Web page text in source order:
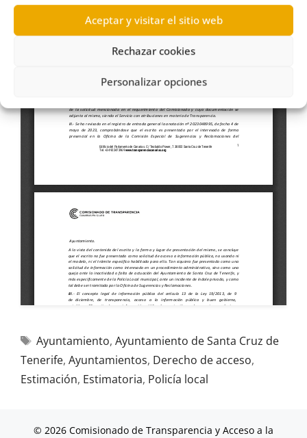
Aceptar y visitar el sitio web
Rechazar cookies
Personalizar opciones
Ayuntamiento, Ayuntamiento de Santa Cruz de
Tenerife, Ayuntamientos, Derecho de acceso,
Estimación, Estimatoria, Policía local
© 2026 Comisionado de Transparencia y Acceso a la